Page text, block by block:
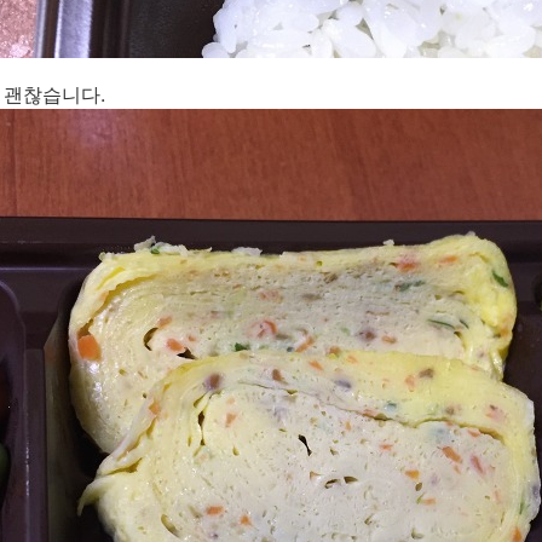
찮습니다.